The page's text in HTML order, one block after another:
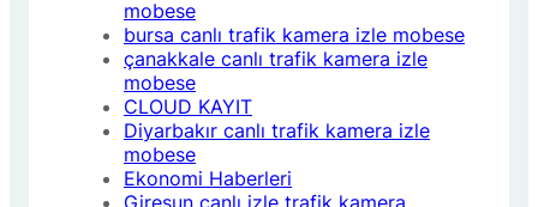
mobese
bursa canlı trafik kamera izle mobese
çanakkale canlı trafik kamera izle
mobese
CLOUD KAYIT
Diyarbakır canlı trafik kamera izle
mobese
Ekonomi Haberleri